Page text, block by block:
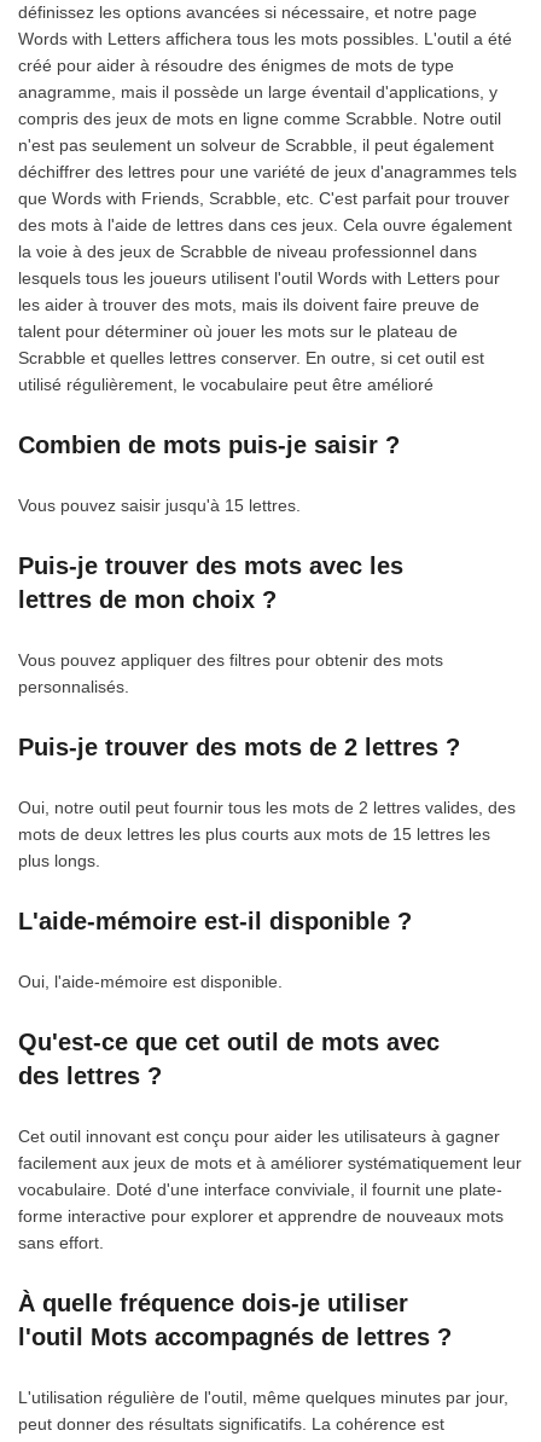
définissez les options avancées si nécessaire, et notre page
Words with Letters affichera tous les mots possibles. L'outil a été
créé pour aider à résoudre des énigmes de mots de type
anagramme, mais il possède un large éventail d'applications, y
compris des jeux de mots en ligne comme Scrabble. Notre outil
n'est pas seulement un solveur de Scrabble, il peut également
déchiffrer des lettres pour une variété de jeux d'anagrammes tels
que Words with Friends, Scrabble, etc. C'est parfait pour trouver
des mots à l'aide de lettres dans ces jeux. Cela ouvre également
la voie à des jeux de Scrabble de niveau professionnel dans
lesquels tous les joueurs utilisent l'outil Words with Letters pour
les aider à trouver des mots, mais ils doivent faire preuve de
talent pour déterminer où jouer les mots sur le plateau de
Scrabble et quelles lettres conserver. En outre, si cet outil est
utilisé régulièrement, le vocabulaire peut être amélioré
Combien de mots puis-je saisir ?
Vous pouvez saisir jusqu'à 15 lettres.
Puis-je trouver des mots avec les
lettres de mon choix ?
Vous pouvez appliquer des filtres pour obtenir des mots
personnalisés.
Puis-je trouver des mots de 2 lettres ?
Oui, notre outil peut fournir tous les mots de 2 lettres valides, des
mots de deux lettres les plus courts aux mots de 15 lettres les
plus longs.
L'aide-mémoire est-il disponible ?
Oui, l'aide-mémoire est disponible.
Qu'est-ce que cet outil de mots avec
des lettres ?
Cet outil innovant est conçu pour aider les utilisateurs à gagner
facilement aux jeux de mots et à améliorer systématiquement leur
vocabulaire. Doté d'une interface conviviale, il fournit une plate-
forme interactive pour explorer et apprendre de nouveaux mots
sans effort.
À quelle fréquence dois-je utiliser
l'outil Mots accompagnés de lettres ?
L'utilisation régulière de l'outil, même quelques minutes par jour,
peut donner des résultats significatifs. La cohérence est